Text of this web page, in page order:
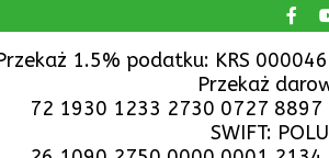
1.5% podatku: KRS
Przekaż
72 1930 1233 2730 0727 8897
SWIFT: